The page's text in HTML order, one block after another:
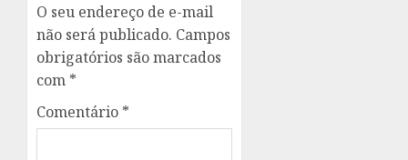
O seu endereço de e-mail
não será publicado. Campos
obrigatórios são marcados
com *
Comentário *